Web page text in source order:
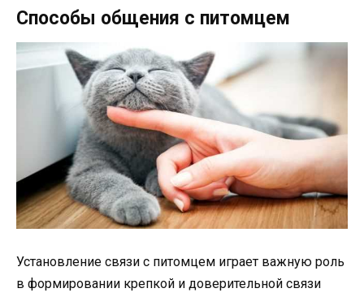
Способы общения с питомцем
Установление связи с питомцем играет важную роль
в формировании крепкой и доверительной связи